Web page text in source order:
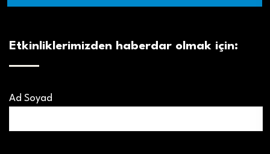
Etkinliklerimizden haberdar olmak için:
Ad Soyad